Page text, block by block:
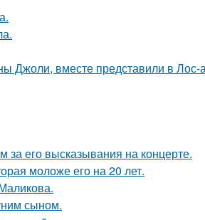
Джоли, вместе представили в Лос-
за его высказывания на концерте.
моложе его на 20 лет.
сыном.